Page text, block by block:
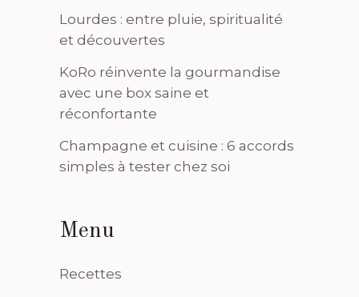
Lourdes : entre pluie, spiritualité
et découvertes
KoRo réinvente la gourmandise
avec une box saine et
réconfortante
Champagne et cuisine : 6 accords
simples à tester chez soi
Menu
Recettes